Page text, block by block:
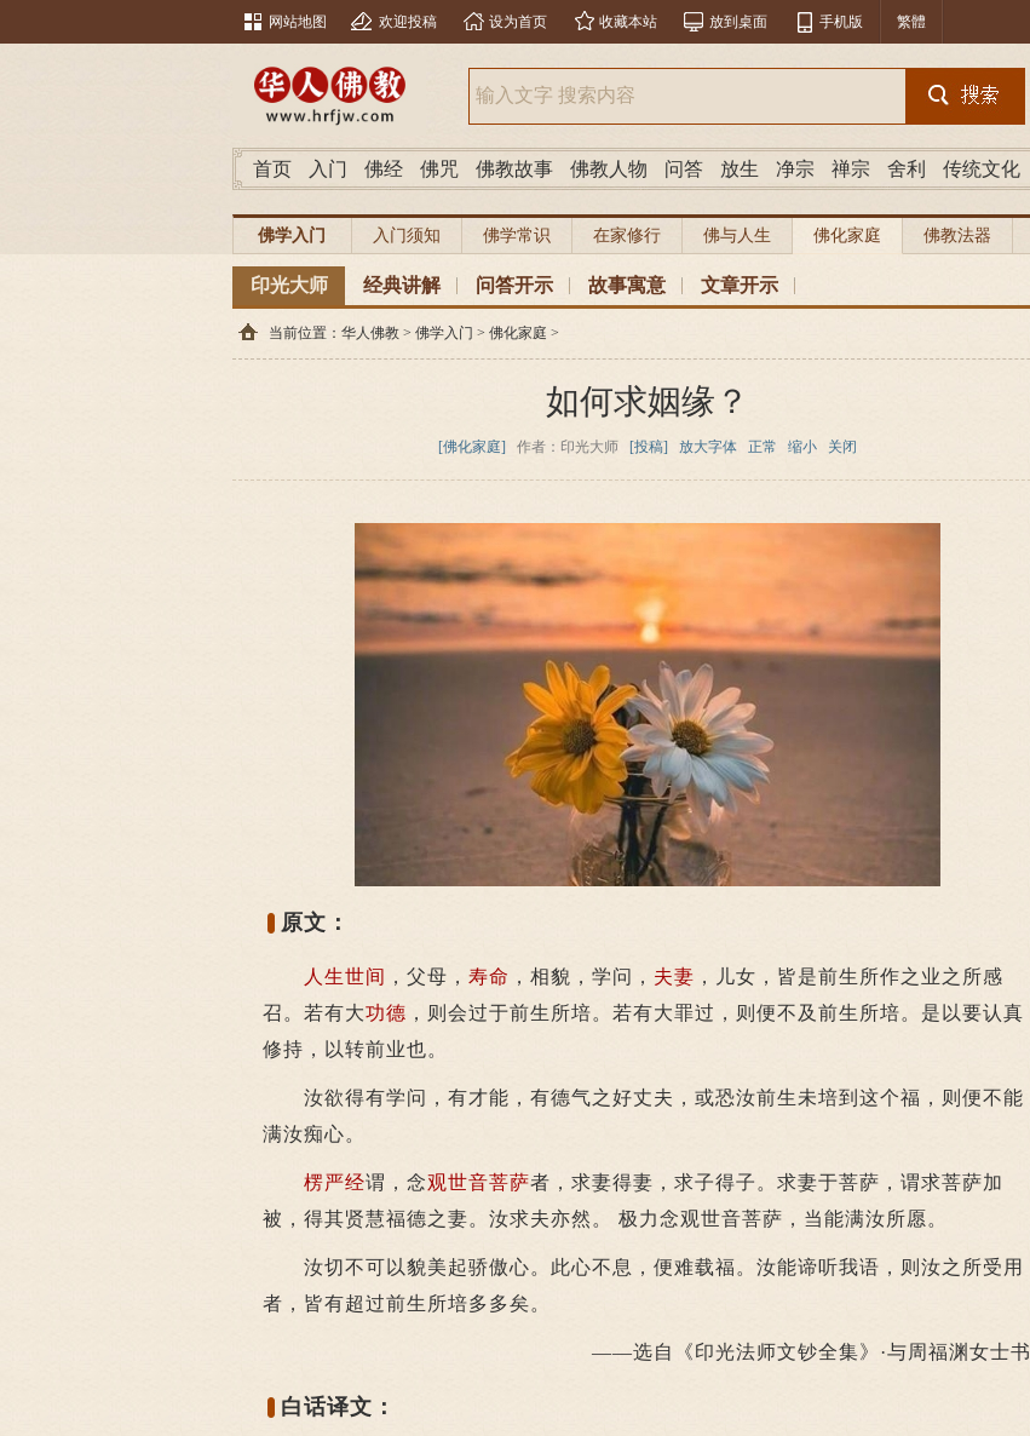
网站地图 欢迎投稿 设为首页 收藏本站 放到桌面 手机版 繁體
首页 入门 佛经 佛咒 佛教故事 佛教人物 问答 放生 净宗 禅宗 舍利 传统文化
佛学入门 入门须知 佛学常识 在家修行 佛与人生 佛化家庭 佛教法器
印光大师 经典讲解 问答开示 故事寓意 文章开示
当前位置： 华人佛教 > 佛学入门 > 佛化家庭 >
如何求姻缘？
[佛化家庭] 作者：印光大师 [投稿] 放大字体 正常 缩小 关闭
原文：
人生世间 ，父母， 寿命 ，相貌，学问， 夫妻 ，儿女，皆是前生所作之业之所感
召。若有大功德 ，则会过于前生所培。若有大罪过，则便不及前生所培。是以要认真
修持，以转前业也。
汝欲得有学问，有才能，有德气之好丈夫，或恐汝前生未培到这个福，则便不能
满汝痴心。
楞严经谓，念观世音菩萨者，求妻得妻，求子得子。求妻于菩萨，谓求菩萨加
被，得其贤慧福德之妻。汝求夫亦然。 极力念观世音菩萨，当能满汝所愿。
汝切不可以貌美起骄傲心。此心不息，便难载福。汝能谛听我语，则汝之所受用
者，皆有超过前生所培多多矣。
——选自《印光法师文钞全集》·与周福渊女士书
白话译文：